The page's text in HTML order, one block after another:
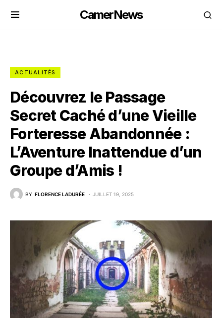
CamerNews
ACTUALITÉS
Découvrez le Passage
Secret Caché d’une Vieille
Forteresse Abandonnée :
L’Aventure Inattendue d’un
Groupe d’Amis !
BY FLORENCE LADURÉE JUILLET 19, 2025